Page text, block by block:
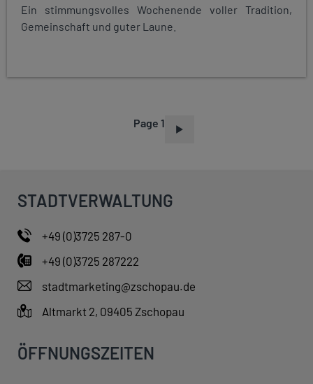
Ein stimmungsvolles Wochenende voller Tradition,
Gemeinschaft und guter Laune.
Page 1
STADTVERWALTUNG
+49 (0)3725 287-0
+49 (0)3725 287222
stadtmarketing@zschopau.de
Altmarkt 2, 09405 Zschopau
ÖFFNUNGSZEITEN